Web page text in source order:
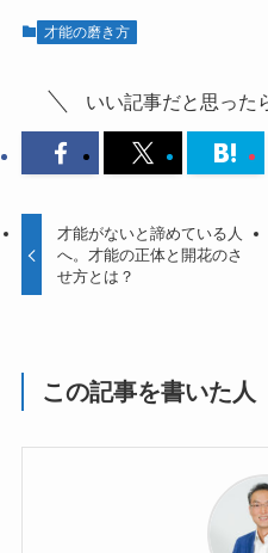
才能の磨き方
いい記事だと思った
才能がないと諦めている人
へ。才能の正体と開花のさ
せ方とは？
この記事を書いた人